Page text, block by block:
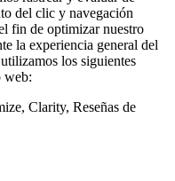
del clic y navegación
fin de optimizar nuestro
la experiencia general del
los siguientes
web:
Clarity, Reseñas de